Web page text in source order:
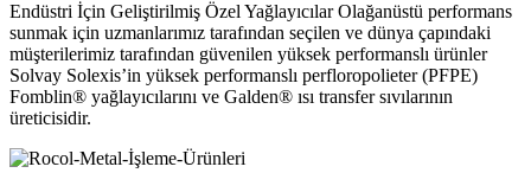
Endüstri İçin Geliştirilmiş Özel Yağlayıcılar Olağanüstü performans
sunmak için uzmanlarımız tarafından seçilen ve dünya çapındaki
müşterilerimiz tarafından güvenilen yüksek performanslı ürünler
Solvay Solexis’in yüksek performanslı perfloropolieter (PFPE)
Fomblin® yağlayıcılarını ve Galden® ısı transfer sıvılarının
üreticisidir.